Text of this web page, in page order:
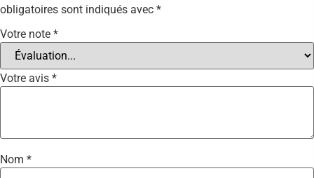
obligatoires sont indiqués avec *
Votre note *
Votre avis *
Nom *